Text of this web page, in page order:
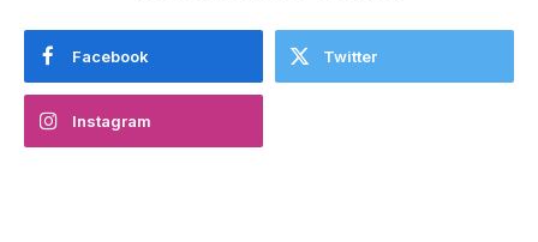
Facebook Twitter
Instagram